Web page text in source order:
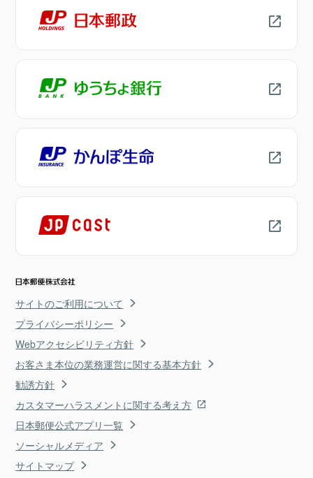
サイトのご利用について
プライバシーポリシー
Webアクセシビリティ方針
お客さま本位の業務運営に関する基本方針
勧誘方針
カスタマーハラスメントに関する考え方
日本郵便公式アプリ一覧
ソーシャルメディア
サイトマップ